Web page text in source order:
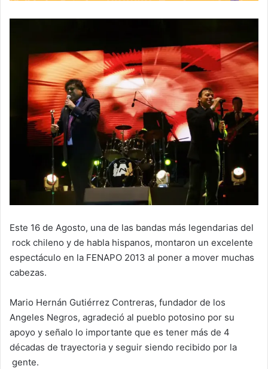
Este 16 de Agosto, una de las bandas más legendarias del
rock chileno y de habla hispanos, montaron un excelente
espectáculo en la FENAPO 2013 al poner a mover muchas
cabezas.
Mario Hernán Gutiérrez Contreras, fundador de los
Angeles Negros, agradeció al pueblo potosino por su
apoyo y señalo lo importante que es tener más de 4
décadas de trayectoria y seguir siendo recibido por la
gente.